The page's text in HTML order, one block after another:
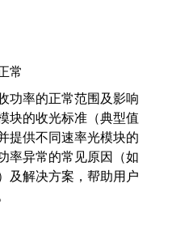
常
功率的正常范围及影响
块的收光标准（典型值
提供不同速率光模块的
率异常的常见原因（如
及解决方案，帮助用户